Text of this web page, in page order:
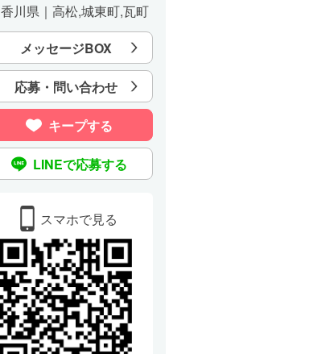
香川県｜高松,城東町,瓦町
メッセージBOX
応募・問い合わせ
キープする
LINEで応募する
スマホで見る